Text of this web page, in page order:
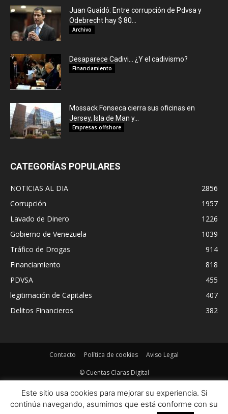
Juan Guaidó: Entre corrupción de Pdvsa y
Odebrecht hay $ 80...
Archivo
Desaparece Cadivi… ¿Y el cadivismo?
Financiamiento
Mossack Fonseca cierra sus oficinas en
Jersey, Isla de Man y...
Empresas offshore
CATEGORÍAS POPULARES
NOTICIAS AL DIA
2856
Corrupción
1957
Lavado de Dinero
1226
Gobierno de Venezuela
1039
Tráfico de Drogas
914
Financiamiento
818
PDVSA
455
legitimación de Capitales
407
Delitos Financieros
382
Contacto Política de cookies Aviso Legal
© Cuentas Claras Digital
Este sitio usa cookies para mejorar su experiencia. Si
continúa navegando, asumimos que está conforme con su